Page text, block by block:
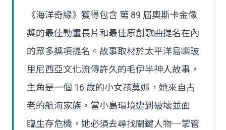
《海洋奇緣》獲得包含 第 89 屆奧斯卡金像
獎的最佳動畫長片和最佳原創歌曲提名在內
的眾多獎項提名。故事取材於太平洋島嶼玻
里尼西亞文化流傳許久的毛伊半神人故事，
主角是一個 16 歲的小女孩莫娜，她來自古
老的航海家族，當小島環境遭到破壞並面
臨生存危機，她必須去尋找關鍵人物─掌管